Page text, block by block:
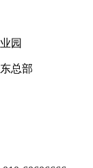
园
总部